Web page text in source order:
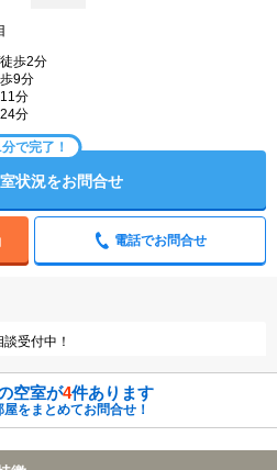
歩2分
9分
分
分
で完了！
状況をお問合せ
電話でお問合せ
受付中！
空室が4件あります
をまとめてお問合せ！